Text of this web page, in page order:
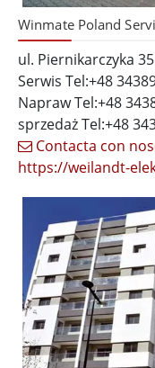
Winmate Poland
ul. Piernikarczyka
Serwis Tel:+48
Napraw Tel:+48
sprzedaż Tel:+48
Contacta con
https://weilandt-